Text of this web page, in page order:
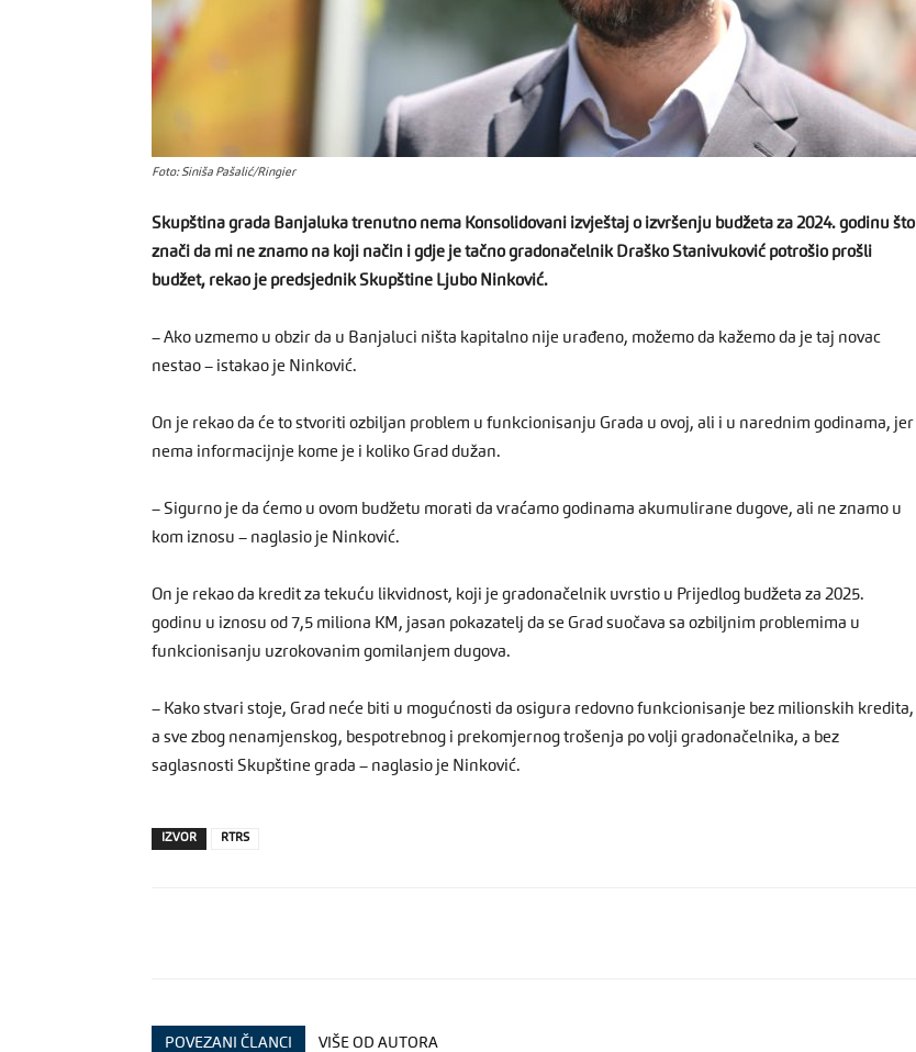
Foto: Siniša Pašalić/Ringier
Skupština grada Banjaluka trenutno nema Konsolidovani izvještaj o izvršenju budžeta za 2024. godinu što
znači da mi ne znamo na koji način i gdje je tačno gradonačelnik Draško Stanivuković potrošio prošli
budžet, rekao je predsjednik Skupštine Ljubo Ninković.
– Ako uzmemo u obzir da u Banjaluci ništa kapitalno nije urađeno, možemo da kažemo da je taj novac
nestao – istakao je Ninković.
On je rekao da će to stvoriti ozbiljan problem u funkcionisanju Grada u ovoj, ali i u narednim godinama, jer
nema informacijnje kome je i koliko Grad dužan.
– Sigurno je da ćemo u ovom budžetu morati da vraćamo godinama akumulirane dugove, ali ne znamo u
kom iznosu – naglasio je Ninković.
On je rekao da kredit za tekuću likvidnost, koji je gradonačelnik uvrstio u Prijedlog budžeta za 2025.
godinu u iznosu od 7,5 miliona KM, jasan pokazatelj da se Grad suočava sa ozbiljnim problemima u
funkcionisanju uzrokovanim gomilanjem dugova.
– Kako stvari stoje, Grad neće biti u mogućnosti da osigura redovno funkcionisanje bez milionskih kredita,
a sve zbog nenamjenskog, bespotrebnog i prekomjernog trošenja po volji gradonačelnika, a bez
saglasnosti Skupštine grada – naglasio je Ninković.
IZVOR RTRS
POVEZANI ČLANCI VIŠE OD AUTORA